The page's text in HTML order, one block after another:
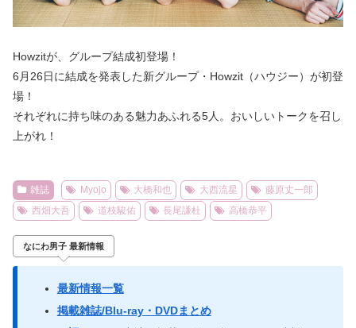
Howzitが、グループ結成初登場！
6月26日に結成を発表した新グループ・Howzit（ハウジー）が初登
場！
それぞれに持ち味のある魅力あふれる5人。おいしいトークを召し
上がれ！
雑誌 Myojo 大橋和也 大西流星
藤原丈一郎
西畑大吾
道枝駿佑 長尾謙杜 高橋恭平
なにわ男子 最新情報
最新情報一覧
掲載雑誌/Blu-ray・DVDまとめ